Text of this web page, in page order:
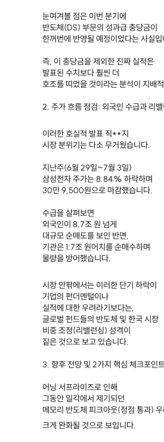
눈여겨볼 점은 이번 분기에
반도체(DS) 부문의 성과급 충당금이
한꺼번에 반영될 예정이었다는 사실
즉, 이 충당금을 제외한 진짜 실적은
발표된 수치보다 훨씬 더
호조를 띠었을 것이라는 분석이 지배
2. 주가 흐름 점검: 외국인 수급과 리
이러한 호실적 발표 직**지
시장 분위기는 다소 무거웠습니다.
지난주(6월 29일~7월 3일)
삼성전자 주가는 8.84% 하락하며
30만 9,500원으로 마감했습니다.
수급을 살펴보면
외국인이 8.7조 원 넘게
대규모 순매도를 보인 반면,
기관은 1.7조 원어치를 순매수하며
물량을 방어했습니다.
시장 안팎에서는 이러한 단기 하락이
기업의 펀더멘털이나
실적에 대한 우려라기보다는,
글로벌 펀드들의 반도체 및 한국 시장
비중 조정(리밸런싱) 성격이
짙은 것으로 보고 있습니다.
3. 향후 전망 및 2가지 핵심 체크포인
어닝 서프라이즈로 인해
그동안 일각에서 제기되던
메모리 반도체 피크아웃(정점 통과)
크게 완화될 것으로 보입니다.